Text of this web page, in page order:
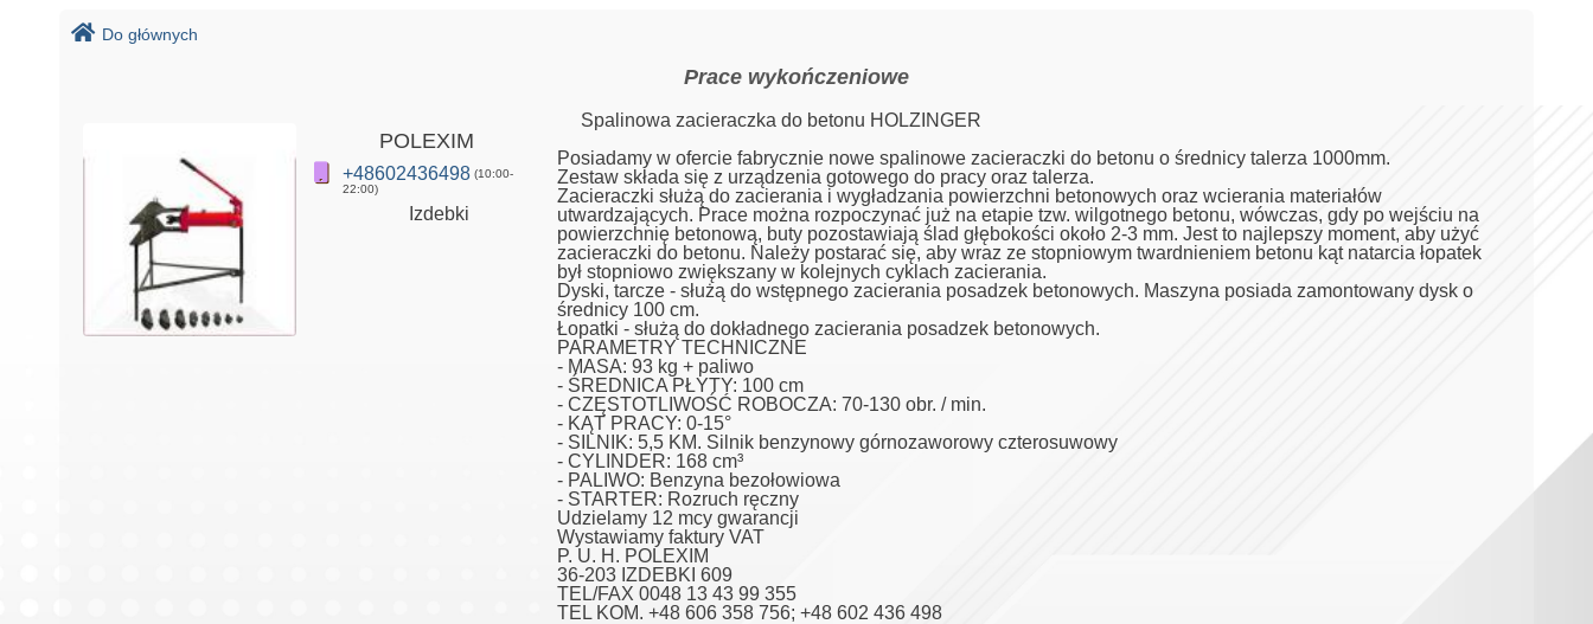
Do głównych
Prace wykończeniowe
POLEXIM
+48602436498 (10:00-
22:00)
Izdebki
Spalinowa zacieraczka do betonu HOLZINGER
Posiadamy w ofercie fabrycznie nowe spalinowe zacieraczki do betonu o średnicy talerza 1000mm.
Zestaw składa się z urządzenia gotowego do pracy oraz talerza.
Zacieraczki służą do zacierania i wygładzania powierzchni betonowych oraz wcierania materiałów
utwardzających. Prace można rozpoczynać już na etapie tzw. wilgotnego betonu, wówczas, gdy po wejściu na
powierzchnię betonową, buty pozostawiają ślad głębokości około 2-3 mm. Jest to najlepszy moment, aby użyć
zacieraczki do betonu. Należy postarać się, aby wraz ze stopniowym twardnieniem betonu kąt natarcia łopatek
był stopniowo zwiększany w kolejnych cyklach zacierania.
Dyski, tarcze - służą do wstępnego zacierania posadzek betonowych. Maszyna posiada zamontowany dysk o
średnicy 100 cm.
Łopatki - służą do dokładnego zacierania posadzek betonowych.
PARAMETRY TECHNICZNE
- MASA: 93 kg + paliwo
- ŚREDNICA PŁYTY: 100 cm
- CZĘSTOTLIWOŚĆ ROBOCZA: 70-130 obr. / min.
- KĄT PRACY: 0-15°
- SILNIK: 5,5 KM. Silnik benzynowy górnozaworowy czterosuwowy
- CYLINDER: 168 cm³
- PALIWO: Benzyna bezołowiowa
- STARTER: Rozruch ręczny
Udzielamy 12 mcy gwarancji
Wystawiamy faktury VAT
P. U. H. POLEXIM
36-203 IZDEBKI 609
TEL/FAX 0048 13 43 99 355
TEL KOM. +48 606 358 756; +48 602 436 498